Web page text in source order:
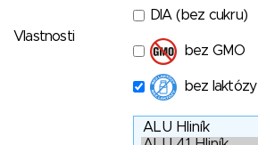
Vlastnosti
DIA (bez cukru)
bez GMO
bez laktózy